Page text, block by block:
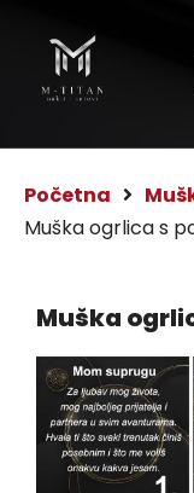
Početna
Muška ogrlica s
Muška